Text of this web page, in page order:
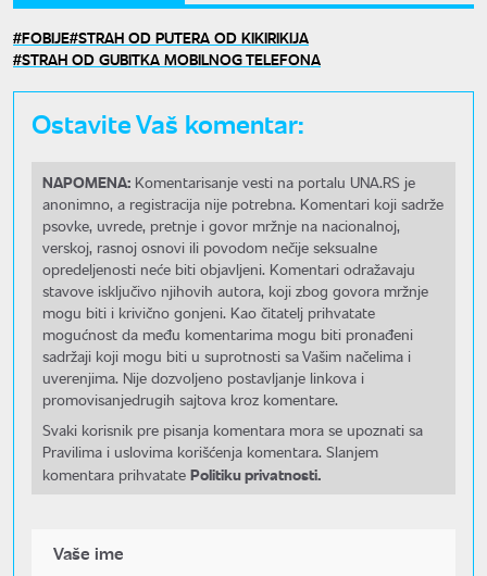
FOBIJE STRAH OD PUTERA OD KIKIRIKIJA
STRAH OD GUBITKA MOBILNOG TELEFONA
Ostavite Vaš komentar:
NAPOMENA: Komentarisanje vesti na portalu UNA.RS je
anonimno, a registracija nije potrebna. Komentari koji sadrže
psovke, uvrede, pretnje i govor mržnje na nacionalnoj,
verskoj, rasnoj osnovi ili povodom nečije seksualne
opredeljenosti neće biti objavljeni. Komentari odražavaju
stavove isključivo njihovih autora, koji zbog govora mržnje
mogu biti i krivično gonjeni. Kao čitatelj prihvatate
mogućnost da među komentarima mogu biti pronađeni
sadržaji koji mogu biti u suprotnosti sa Vašim načelima i
uverenjima. Nije dozvoljeno postavljanje linkova i
promovisanjedrugih sajtova kroz komentare.
Svaki korisnik pre pisanja komentara mora se upoznati sa
Pravilima i uslovima korišćenja komentara. Slanjem
komentara prihvatate Politiku privatnosti.